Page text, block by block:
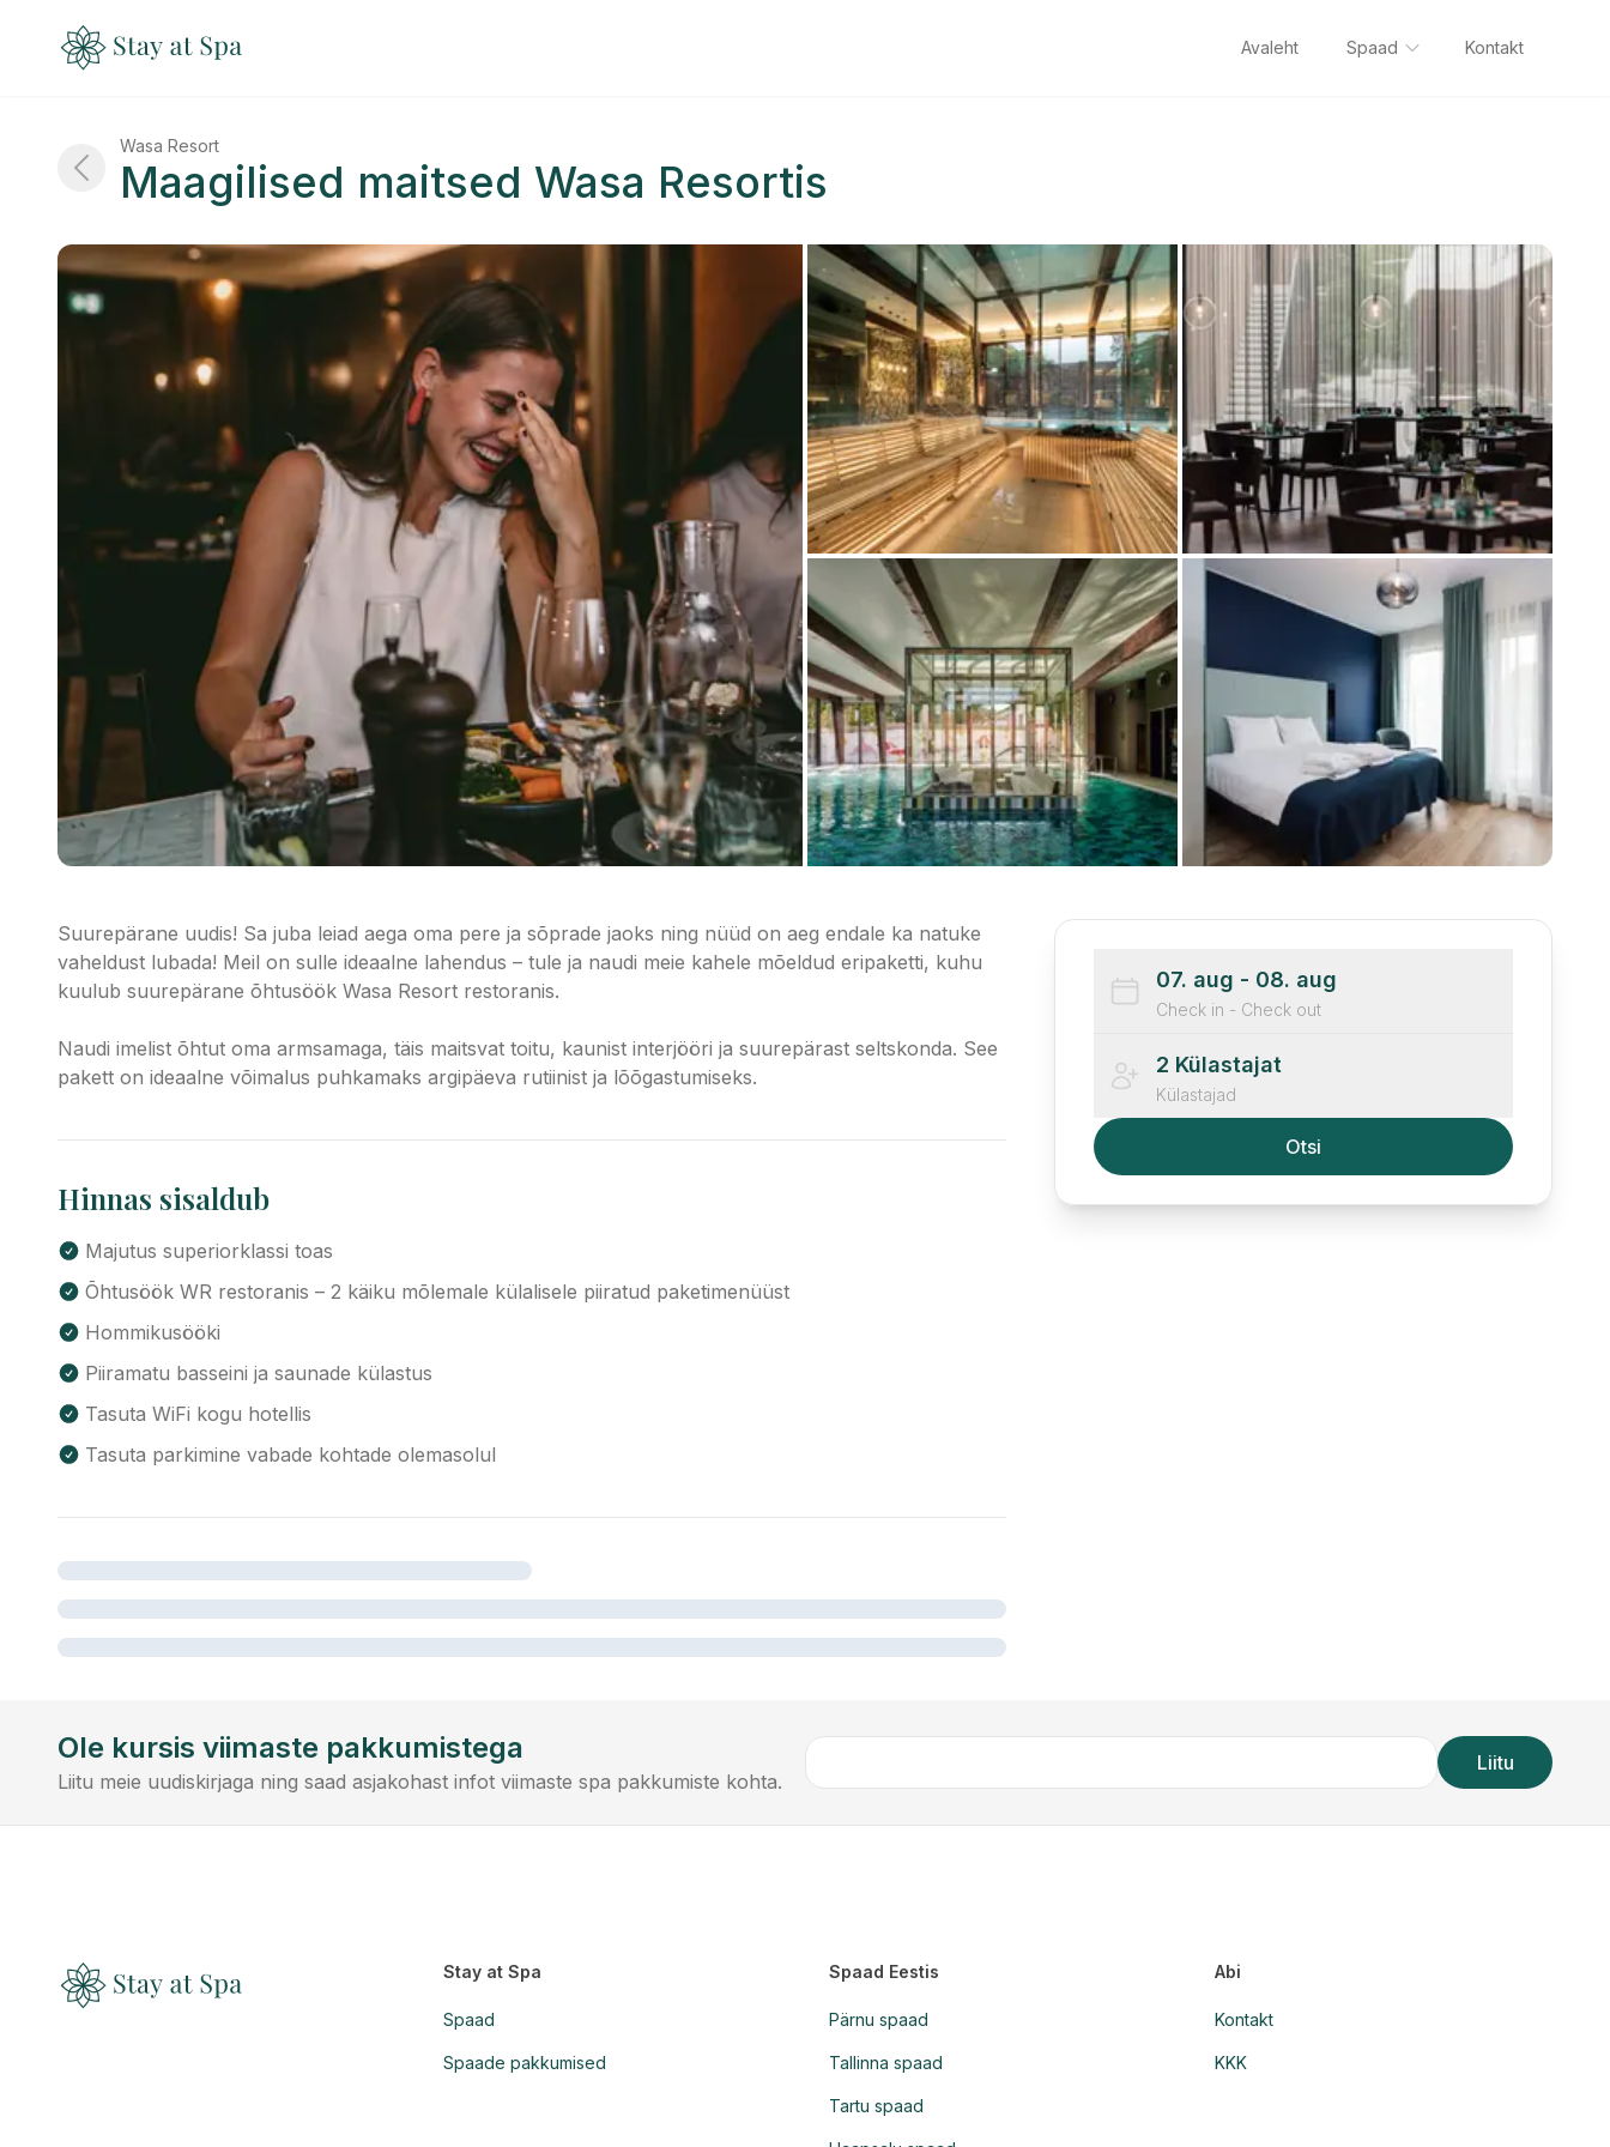
Avaleht Spaad Kontakt
Wasa Resort
Maagilised maitsed Wasa Resortis
Suurepärane uudis! Sa juba leiad aega oma pere ja sõprade jaoks ning nüüd on aeg endale ka natuke
vaheldust lubada! Meil on sulle ideaalne lahendus – tule ja naudi meie kahele mõeldud eripaketti, kuhu
kuulub suurepärane õhtusöök Wasa Resort restoranis.
Naudi imelist õhtut oma armsamaga, täis maitsvat toitu, kaunist interjööri ja suurepärast seltskonda. See
pakett on ideaalne võimalus puhkamaks argipäeva rutiinist ja lõõgastumiseks.
Hinnas sisaldub
Majutus superiorklassi toas
Õhtusöök WR restoranis – 2 käiku mõlemale külalisele piiratud paketimenüüst
Hommikusööki
Piiramatu basseini ja saunade külastus
Tasuta WiFi kogu hotellis
Tasuta parkimine vabade kohtade olemasolul
07. aug - 08. aug
Check in - Check out
2 Külastajat
Külastajad
Otsi
Ole kursis viimaste pakkumistega
Liitu meie uudiskirjaga ning saad asjakohast infot viimaste spa pakkumiste kohta.
Liitu
Stay at Spa
Spaad
Spaade pakkumised
Spaad Eestis
Pärnu spaad
Tallinna spaad
Tartu spaad
Abi
Kontakt
KKK